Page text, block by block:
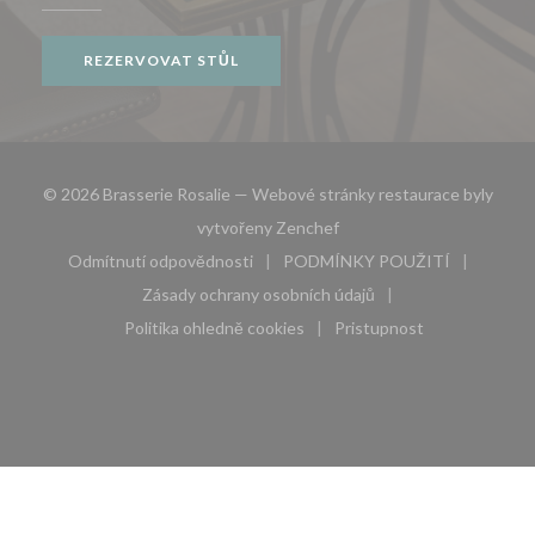
REZERVOVAT STŮL
© 2026 Brasserie Rosalie — Webové stránky restaurace byly
vytvořeny Zenchef((otevře se v novém okně))
Odmítnutí odpovědnosti
((otevře se v novém okně))
PODMÍNKY POUŽITÍ
((otevře se v novém
Zásady ochrany osobních údajů
((otevře se v novém okně))
Politika ohledně cookies
((otevře se v novém okně))
Pristupnost
((otevře se v novém